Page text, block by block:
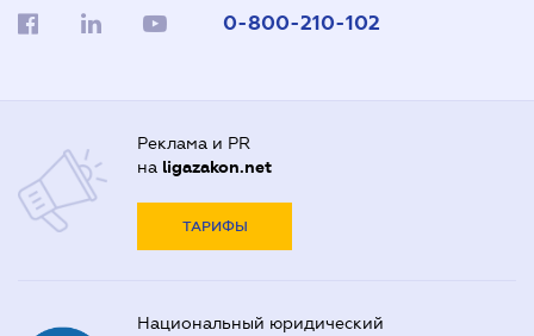
0-800-210-102
Реклама и PR
на ligazakon.net
ТАРИФЫ
Национальный юридический